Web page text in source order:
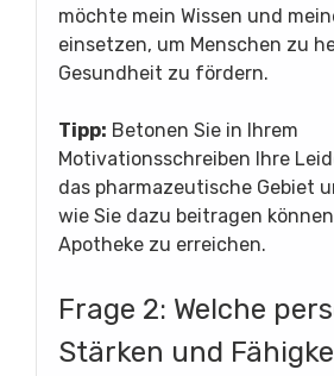
möchte mein Wissen und
einsetzen, um Menschen zu
Gesundheit zu fördern.
Tipp: Betonen Sie in Ihrem
Motivationsschreiben Ihre
das pharmazeutische Gebiet
wie Sie dazu beitragen
Apotheke zu erreichen.
Frage 2: Welche
Stärken und